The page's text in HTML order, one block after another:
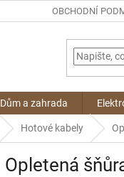
OBCHODNÍ
Dům a zahrada
Hotové kabely
Opletená